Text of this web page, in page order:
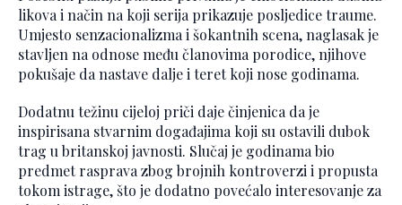
likova i način na koji serija prikazuje posljedice traume.
Umjesto senzacionalizma i šokantnih scena, naglasak je
stavljen na odnose među članovima porodice, njihove
pokušaje da nastave dalje i teret koji nose godinama.
Dodatnu težinu cijeloj priči daje činjenica da je
inspirisana stvarnim događajima koji su ostavili dubok
trag u britanskoj javnosti. Slučaj je godinama bio
predmet rasprava zbog brojnih kontroverzi i propusta
tokom istrage, što je dodatno povećalo interesovanje za